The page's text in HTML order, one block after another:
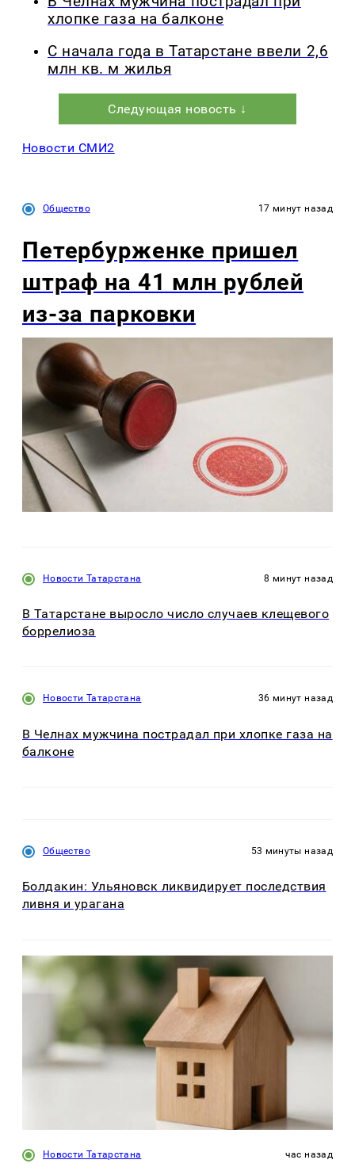
хлопке газа на балконе
С начала года в Татарстане ввели 2,6
млн кв. м жилья
Следующая новость ↓
Новости СМИ2
Общество 17 минут назад
Петербурженке пришел
штраф на 41 млн рублей
из-за парковки
Новости Татарстана 8 минут назад
В Татарстане выросло число случаев клещевого
боррелиоза
Новости Татарстана 36 минут назад
В Челнах мужчина пострадал при хлопке газа на
балконе
Общество 53 минуты назад
Болдакин: Ульяновск ликвидирует последствия
ливня и урагана
Новости Татарстана час назад